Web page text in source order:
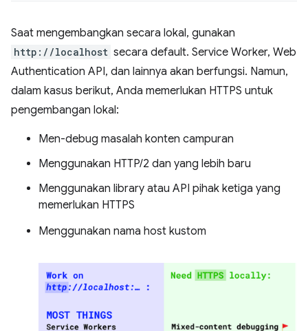
Saat mengembangkan secara lokal, gunakan
http://localhost secara default. Service Worker, Web
Authentication API, dan lainnya akan berfungsi. Namun,
dalam kasus berikut, Anda memerlukan HTTPS untuk
pengembangan lokal:
Men-debug masalah konten campuran
Menggunakan HTTP/2 dan yang lebih baru
Menggunakan library atau API pihak ketiga yang
memerlukan HTTPS
Menggunakan nama host kustom